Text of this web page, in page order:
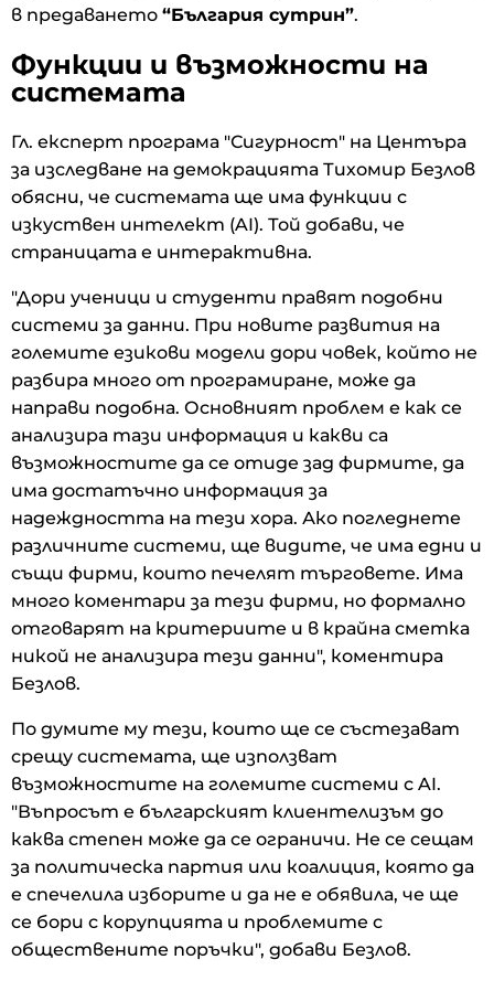
в предаването “България сутрин”.
Функции и възможности на
системата
Гл. експерт програма "Сигурност" на Центъра
за изследване на демокрацията Тихомир Безлов
обясни, че системата ще има функции с
изкуствен интелект (AI). Той добави, че
страницата е интерактивна.
"Дори ученици и студенти правят подобни
системи за данни. При новите развития на
големите езикови модели дори човек, който не
разбира много от програмиране, може да
направи подобна. Основният проблем е как се
анализира тази информация и какви са
възможностите да се отиде зад фирмите, да
има достатъчно информация за
надеждността на тези хора. Ако погледнете
различните системи, ще видите, че има едни и
същи фирми, които печелят търговете. Има
много коментари за тези фирми, но формално
отговарят на критериите и в крайна сметка
никой не анализира тези данни", коментира
Безлов.
По думите му тези, които ще се състезават
срещу системата, ще използват
възможностите на големите системи с AI.
"Въпросът е българският клиентелизъм до
каква степен може да се ограничи. Не се сещам
за политическа партия или коалиция, която да
е спечелила изборите и да не е обявила, че ще
се бори с корупцията и проблемите с
обществените поръчки", добави Безлов.